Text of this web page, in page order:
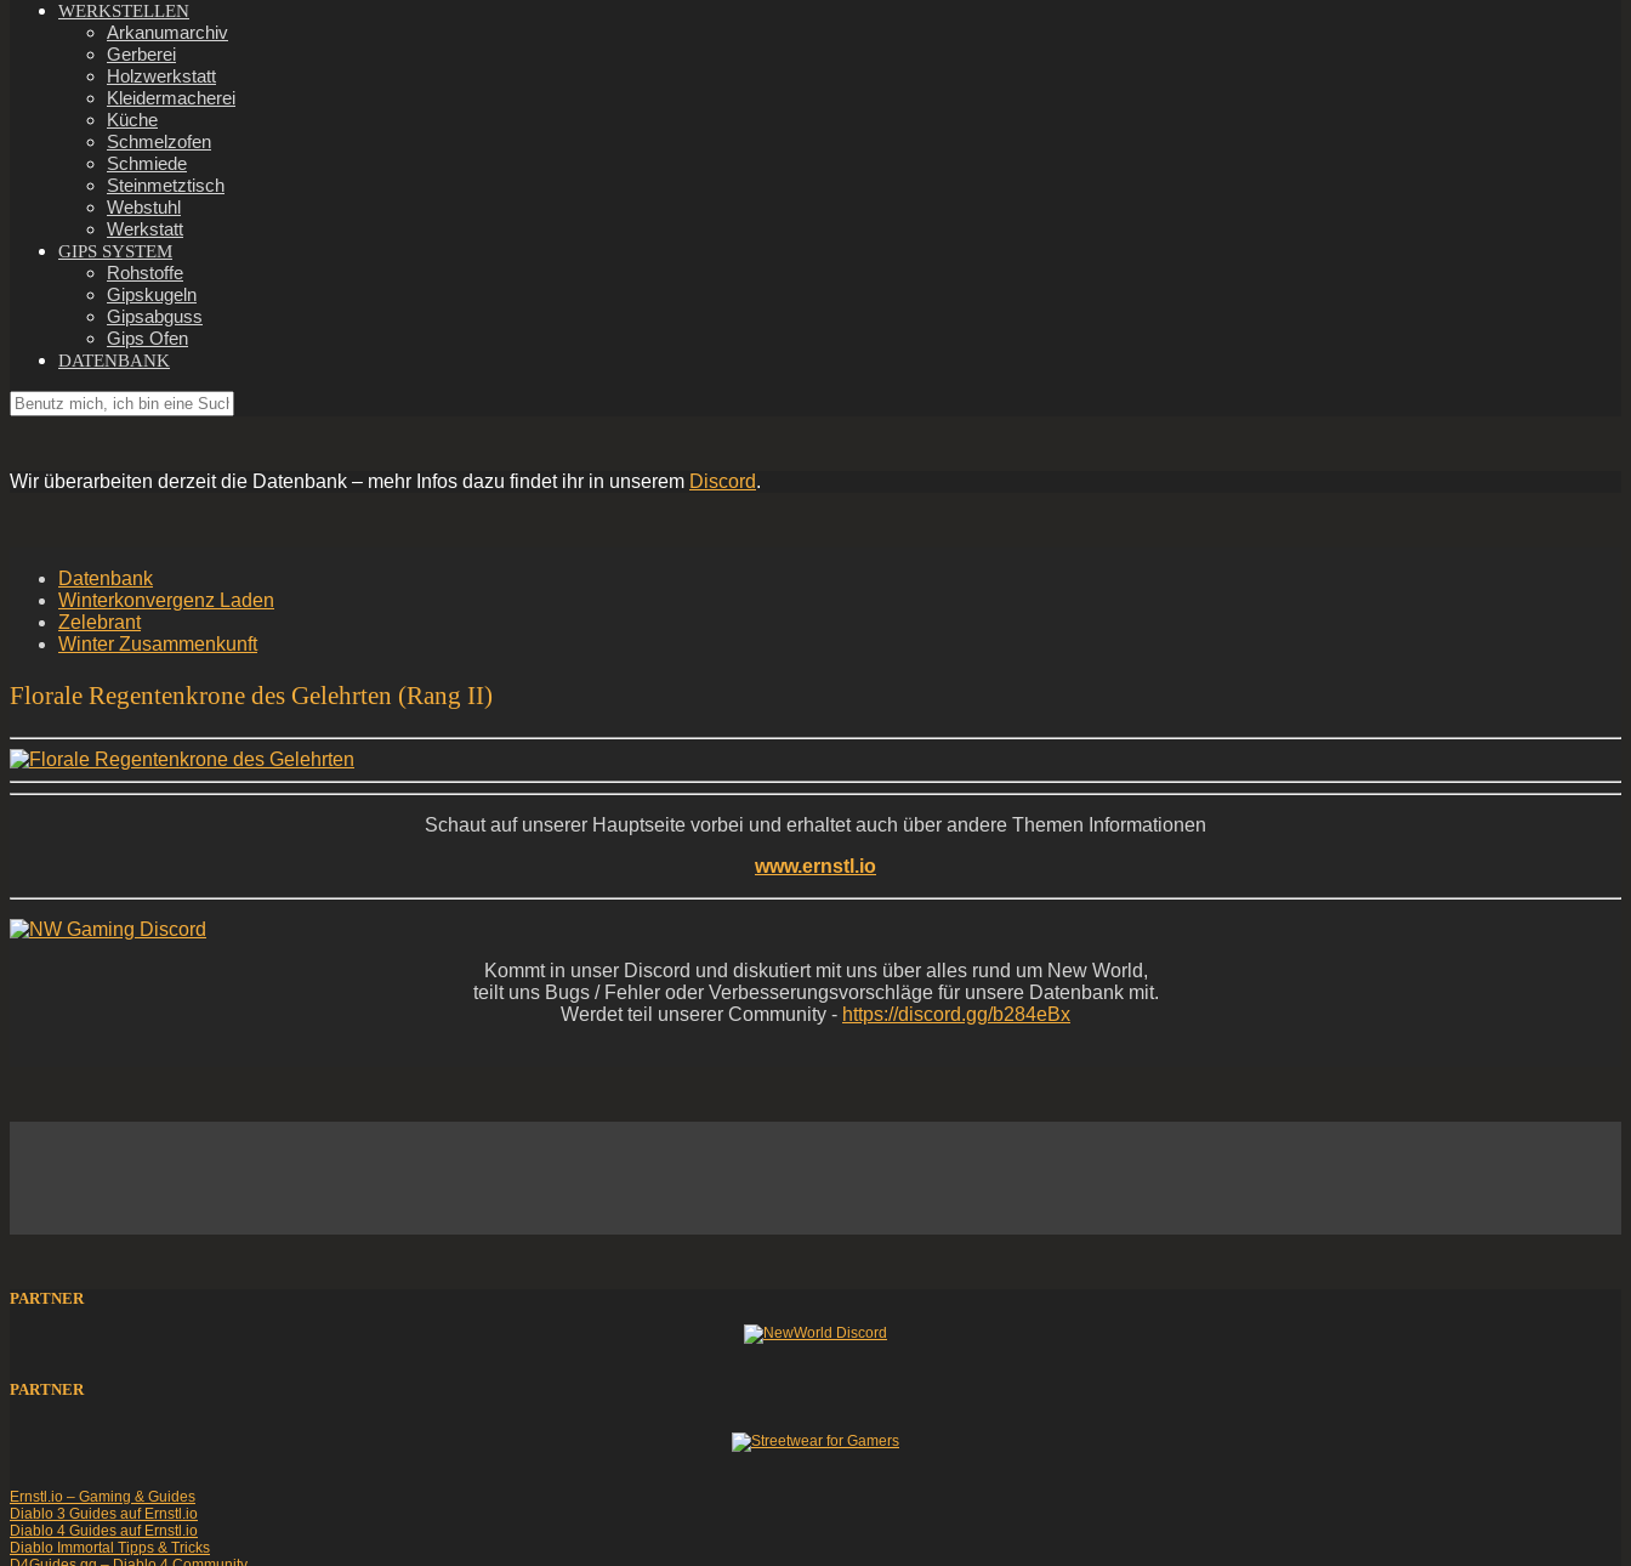
WERKSTELLEN
Arkanumarchiv
Gerberei
Holzwerkstatt
Kleidermacherei
Küche
Schmelzofen
Schmiede
Steinmetztisch
Webstuhl
Werkstatt
GIPS SYSTEM
Rohstoffe
Gipskugeln
Gipsabguss
Gips Ofen
DATENBANK
Wir überarbeiten derzeit die Datenbank – mehr Infos dazu findet ihr in unserem Discord.
Datenbank
Winterkonvergenz Laden
Zelebrant
Winter Zusammenkunft
Florale Regentenkrone des Gelehrten (Rang II)
Schaut auf unserer Hauptseite vorbei und erhaltet auch über andere Themen Informationen
www.ernstl.io
Kommt in unser Discord und diskutiert mit uns über alles rund um New World,
teilt uns Bugs / Fehler oder Verbesserungsvorschläge für unsere Datenbank mit.
Werdet teil unserer Community - https://discord.gg/b284eBx
PARTNER
PARTNER
Ernstl.io – Gaming & Guides
Diablo 3 Guides auf Ernstl.io
Diablo 4 Guides auf Ernstl.io
Diablo Immortal Tipps & Tricks